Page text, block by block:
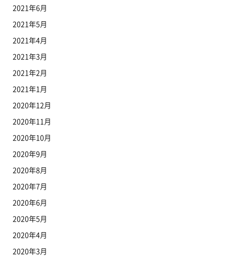
2021年6月
2021年5月
2021年4月
2021年3月
2021年2月
2021年1月
2020年12月
2020年11月
2020年10月
2020年9月
2020年8月
2020年7月
2020年6月
2020年5月
2020年4月
2020年3月